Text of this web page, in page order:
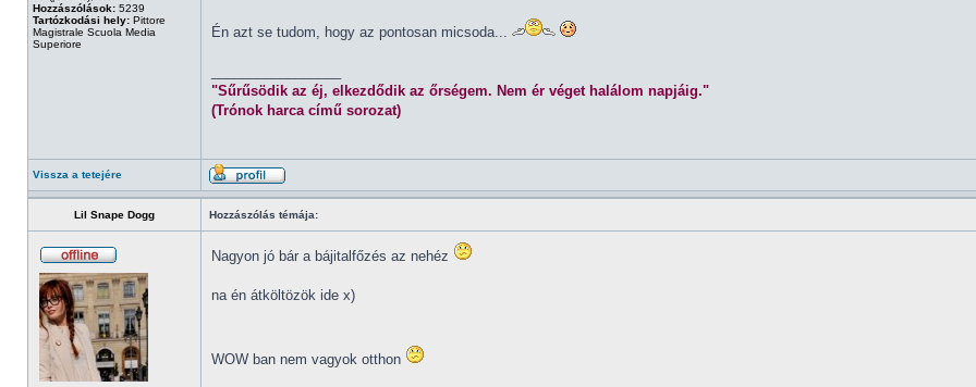
Hozzászólások: 5239
Tartózkodási hely: Pittore
Magistrale Scuola Media
Superiore
Én azt se tudom, hogy az pontosan micsoda...
"Sűrűsödik az éj, elkezdődik az őrségem. Nem ér véget halálom napjáig."
(Trónok harca című sorozat)
Vissza a tetejére
Lil Snape Dogg Hozzászólás témája:
Nagyon jó bár a bájitalfőzés az nehéz
na én átköltözök ide x)
WOW ban nem vagyok otthon